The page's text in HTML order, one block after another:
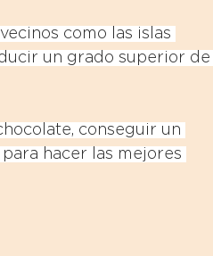
como las islas
un grado superior de
conseguir un
hacer las mejores